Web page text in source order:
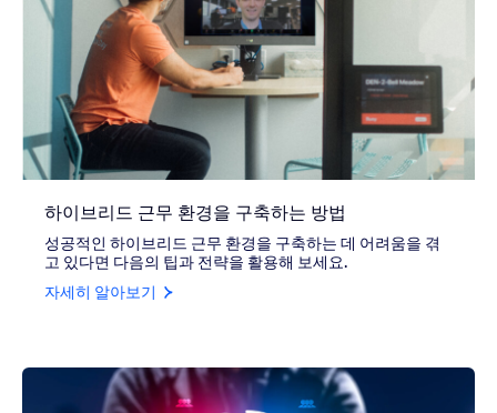
하이브리드 근무 환경을 구축하는 방법
성공적인 하이브리드 근무 환경을 구축하는 데 어려움을 겪
고 있다면 다음의 팁과 전략을 활용해 보세요.
자세히 알아보기